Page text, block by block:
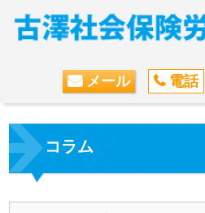
メール 電話
コラム